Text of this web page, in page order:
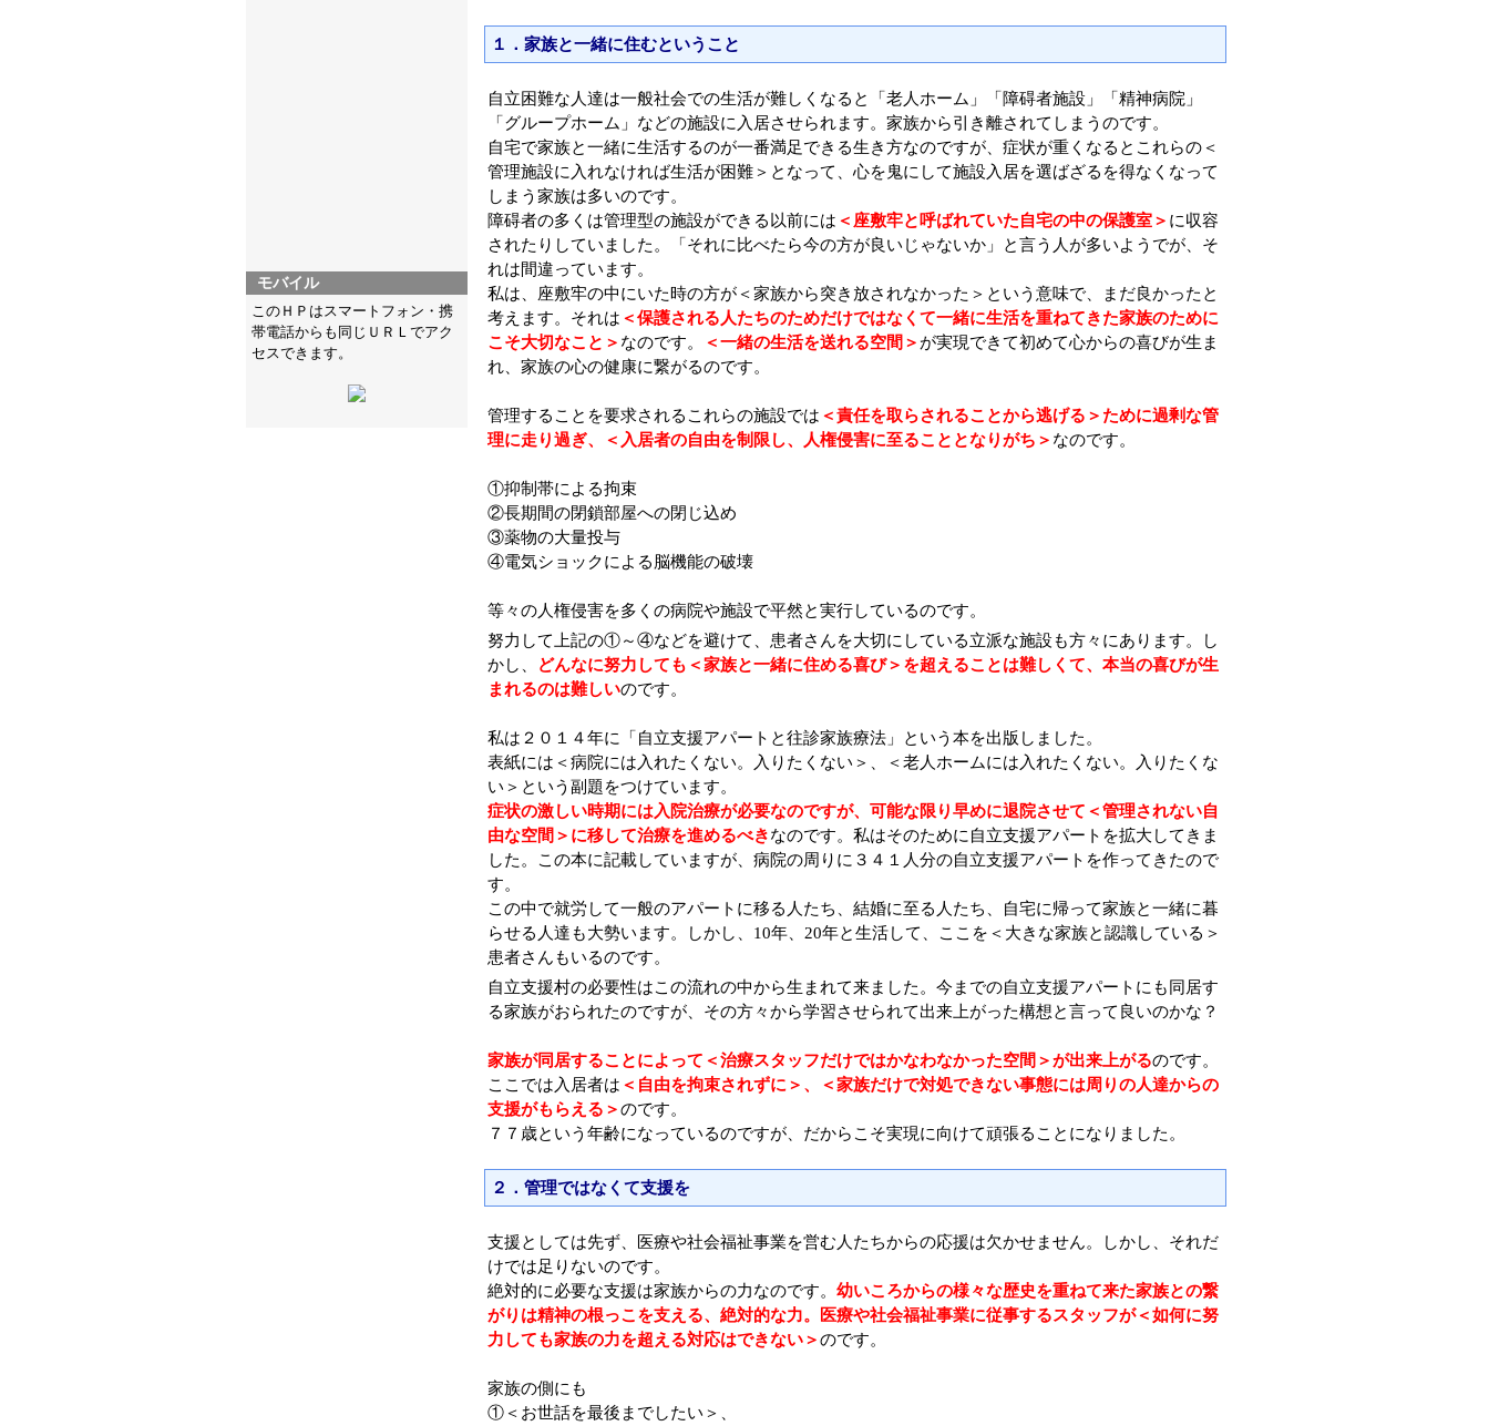
モバイル
このＨＰはスマートフォン・携
帯電話からも同じＵＲＬでアク
セスできます。
１．家族と一緒に住むということ
自立困難な人達は一般社会での生活が難しくなると「老人ホーム」「障碍者施設」「精神病院」
「グループホーム」などの施設に入居させられます。家族から引き離されてしまうのです。
自宅で家族と一緒に生活するのが一番満足できる生き方なのですが、症状が重くなるとこれらの＜
管理施設に入れなければ生活が困難＞となって、心を鬼にして施設入居を選ばざるを得なくなって
しまう家族は多いのです。
障碍者の多くは管理型の施設ができる以前には ＜座敷牢と呼ばれていた自宅の中の保護室＞ に収容
されたりしていました。「それに比べたら今の方が良いじゃないか」と言う人が多いようでが、そ
れは間違っています。
私は、座敷牢の中にいた時の方が＜家族から突き放されなかった＞という意味で、まだ良かったと
考えます。それは ＜保護される人たちのためだけではなくて一緒に生活を重ねてきた家族のために
こそ大切なこと＞ なのです。 ＜一緒の生活を送れる空間＞ が実現できて初めて心からの喜びが生ま
れ、家族の心の健康に繋がるのです。
​管理することを要求されるこれらの施設では ＜責任を取らされることから逃げる＞ために過剰な管
理に走り過ぎ、＜入居者の自由を制限し、人権侵害に至ることとなりがち＞ なのです。
①抑制帯による拘束
②長期間の閉鎖部屋への閉じ込め
③薬物の大量投与
④電気ショックによる脳機能の破壊
等々の人権侵害を多くの病院や施設で平然と実行しているのです。
努力して上記の①～④などを避けて、患者さんを大切にしている立派な施設も方々にあります。し
かし、
どんなに努力しても＜家族と一緒に住める喜び＞を超えることは難しくて、本当の喜びが生
まれるのは難しいのです。
私は２０１４年に「自立支援アパートと往診家族療法」という本を出版しました。
表紙には＜病院には入れたくない。入りたくない＞、＜老人ホームには入れたくない。入りたくな
い＞という副題をつけています。
症状の激しい時期には入院治療が必要なのですが、可能な限り早めに退院させて＜管理されない自
由な空間＞に移して治療を進めるべきなのです。私はそのために自立支援アパートを拡大してきま
した。この本に記載していますが、病院の周りに３４１人分の自立支援アパートを作ってきたので
す。
この中で就労して一般のアパートに移る人たち、結婚に至る人たち、自宅に帰って家族と一緒に暮
らせる人達も大勢います。しかし、10年、20年と生活して、ここを＜大きな家族と認識している＞
患者さんもいるのです。
自立支援村の必要性はこの流れの中から生まれて来ました。今までの自立支援アパートにも同居す
る家族がおられたのですが、その方々から学習させられて出来上がった構想と言って良いのかな？
家族が同居することによって＜治療スタッフだけではかなわなかった空間＞が出来上がるのです。
ここでは入居者は ＜自由を拘束されずに＞、＜家族だけで対処できない事態には周りの人達からの
支援がもらえる＞のです。
７７歳という年齢になっているのですが、だからこそ実現に向けて頑張ることになりました。
２．管理ではなくて支援を
支援としては先ず、医療や社会福祉事業を営む人たちからの応援は欠かせません。しかし、それだ
けでは足りないのです。
絶対的に必要な支援は家族からの力なのです。 幼いころからの様々な歴史を重ねて来た家族との繋
がりは精神の根っこを支える、絶対的な力。医療や社会福祉事業に従事するスタッフが＜如何に努
力しても家族の力を超える対応はできない＞のです。
家族の側にも
①＜お世話を最後までしたい＞、